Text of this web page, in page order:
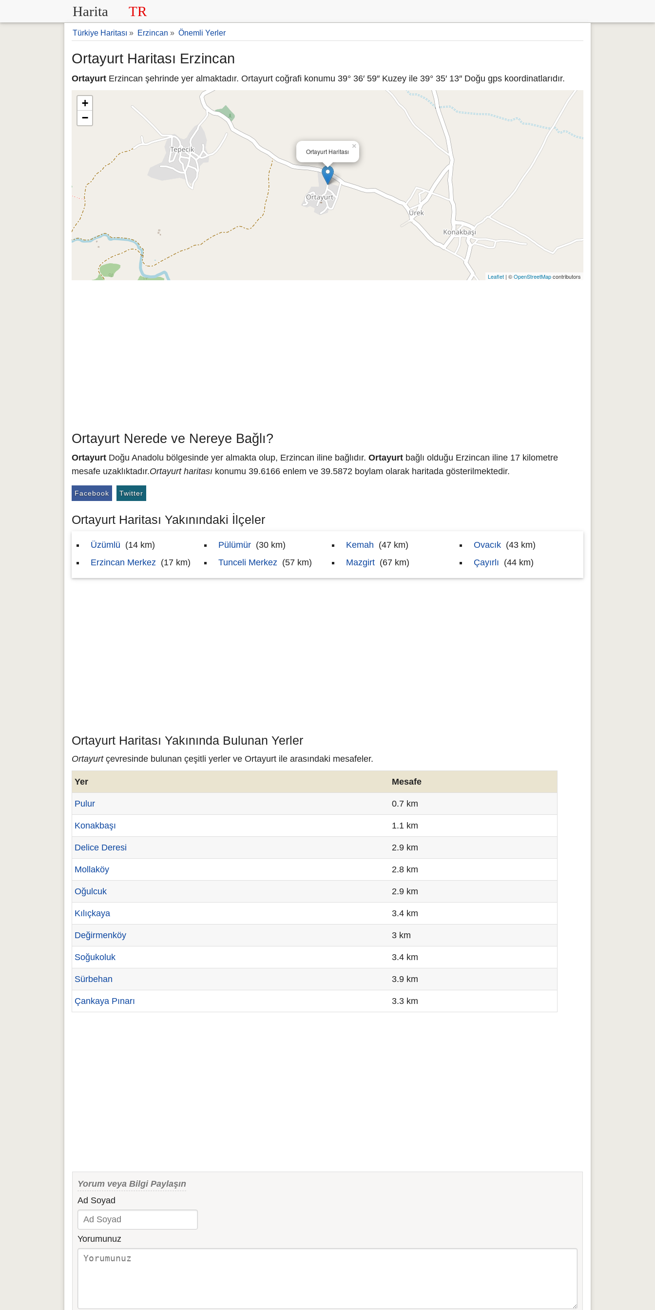
Harita TR
Türkiye Haritası » Erzincan » Önemli Yerler
Ortayurt Haritası Erzincan
Ortayurt Erzincan şehrinde yer almaktadır. Ortayurt coğrafi konumu 39° 36′ 59″ Kuzey ile 39° 35′ 13″ Doğu gps koordinatlarıdır.
Ortayurt Haritası
×
+
−
Leaflet | ©OpenStreetMapcontributors
Ortayurt Nerede ve Nereye Bağlı?
Ortayurt Doğu Anadolu bölgesinde yer almakta olup, Erzincan iline bağlıdır. Ortayurt bağlı olduğu Erzincan iline 17 kilometre
mesafe uzaklıktadır.Ortayurt haritası konumu 39.6166 enlem ve 39.5872 boylam olarak haritada gösterilmektedir.
Facebook Twitter
Ortayurt Haritası Yakınındaki İlçeler
Üzümlü (14 km)
Erzincan Merkez (17 km)
Pülümür (30 km)
Tunceli Merkez (57 km)
Kemah (47 km)
Mazgirt (67 km)
Ovacık (43 km)
Çayırlı (44 km)
Ortayurt Haritası Yakınında Bulunan Yerler
Ortayurtçevresinde bulunan çeşitli yerler ve Ortayurt ile arasındaki mesafeler.
Yer Mesafe
Pulur 0.7 km
Konakbaşı 1.1 km
Delice Deresi 2.9 km
Mollaköy 2.8 km
Oğulcuk 2.9 km
Kılıçkaya 3.4 km
Değirmenköy 3 km
Soğukoluk 3.4 km
Sürbehan 3.9 km
Çankaya Pınarı 3.3 km
Yorum veya Bilgi Paylaşın
Ad Soyad
Yorumunuz